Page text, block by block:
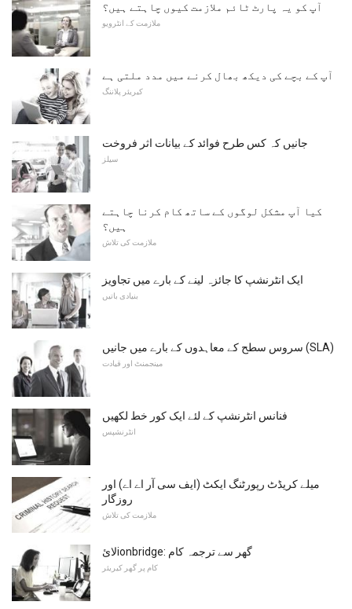
آپ کو یہ پارٹ ٹائم ملازمت کیوں چاہتے ہیں؟
ملازمت کے انٹرویو
آپ کے بچے کی دیکھ بھال کرنے میں مدد ملتی ہے
کیریئر پلاننگ
جانیں کہ کس طرح فوائد کے بیانات اثر فروخت
سیلز
کیا آپ مشکل لوگوں کے ساتھ کام کرنا چاہتے
ہیں؟
ملازمت کی تلاش
ایک انٹرنشپ کا جائزہ لینے کے بارے میں تجاویز
بنیادی باتیں
سروس سطح کے معاہدوں کے بارے میں جانیں (SLA)
مینجمنٹ اور قیادت
فنانس انٹرنشپ کے لئے ایک کور خط لکھیں
انٹرنشپس
میلے کریڈٹ رپورٹنگ ایکٹ (ایف سی آر اے اے) اور
روزگار
ملازمت کی تلاش
لائionbridge: گھر سے ترجمہ کام
کام پر گھر کیریئر